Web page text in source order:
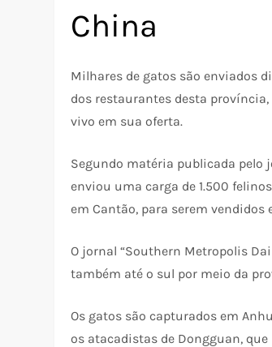
China
Milhares de gatos são enviados
dos restaurantes desta
vivo em sua oferta.
Segundo matéria publicada pelo
enviou uma carga de 1.500
em Cantão, para serem vendidos
O jornal “Southern Metropolis
também até o sul por meio da
Os gatos são capturados em
os atacadistas de Dongguan,